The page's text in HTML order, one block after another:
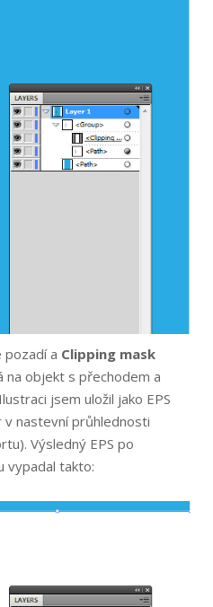
pozadí a Clipping mask
na objekt s přechodem a
jsem uložil jako EPS
nastevní průhlednosti
Výsledný EPS po
vypadal takto: